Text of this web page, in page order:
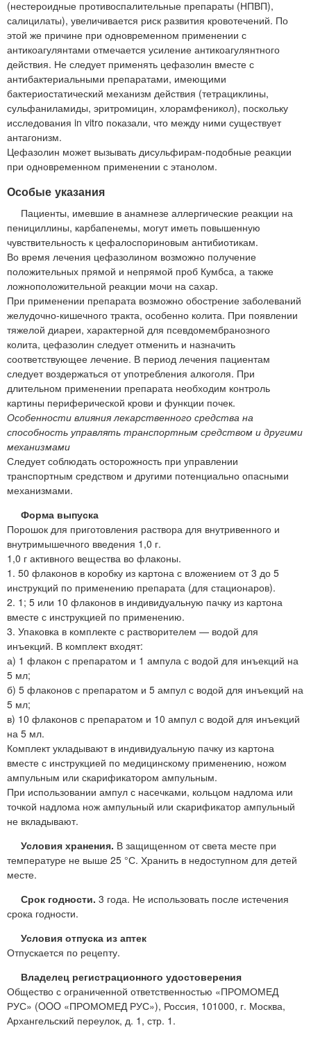
(нестероидные противоспалительные препараты (НПВП),
салицилаты), увеличивается риск развития кровотечений. По
этой же причине при одновременном применении с
антикоагулянтами отмечается усиление антикоагулянтного
действия. Не следует применять цефазолин вместе с
антибактериальными препаратами, имеющими
бактериостатический механизм действия (тетрациклины,
сульфаниламиды, эритромицин, хлорамфеникол), поскольку
исследования in vitro показали, что между ними существует
антагонизм.
Цефазолин может вызывать дисульфирам-подобные реакции
при одновременном применении с этанолом.
Особые указания
Пациенты, имевшие в анамнезе аллергические реакции на
пенициллины, карбапенемы, могут иметь повышенную
чувствительность к цефалоспориновым антибиотикам.
Во время лечения цефазолином возможно получение
положительных прямой и непрямой проб Кумбса, а также
ложноположительной реакции мочи на сахар.
При применении препарата возможно обострение заболеваний
желудочно-кишечного тракта, особенно колита. При появлении
тяжелой диареи, характерной для псевдомембранозного
колита, цефазолин следует отменить и назначить
соответствующее лечение. В период лечения пациентам
следует воздержаться от употребления алкоголя. При
длительном применении препарата необходим контроль
картины периферической крови и функции почек.
Особенности влияния лекарственного средства на
способность управлять транспортным средством и другими
механизмами
Следует соблюдать осторожность при управлении
транспортным средством и другими потенциально опасными
механизмами.
Форма выпуска
Порошок для приготовления раствора для внутривенного и
внутримышечного введения 1,0 г.
1,0 г активного вещества во флаконы.
1. 50 флаконов в коробку из картона с вложением от 3 до 5
инструкций по применению препарата (для стационаров).
2. 1; 5 или 10 флаконов в индивидуальную пачку из картона
вместе с инструкцией по применению.
3. Упаковка в комплекте с растворителем — водой для
инъекций. В комплект входят:
а) 1 флакон с препаратом и 1 ампула с водой для инъекций на
5 мл;
б) 5 флаконов с препаратом и 5 ампул с водой для инъекций на
5 мл;
в) 10 флаконов с препаратом и 10 ампул с водой для инъекций
на 5 мл.
Комплект укладывают в индивидуальную пачку из картона
вместе с инструкцией по медицинскому применению, ножом
ампульным или скарификатором ампульным.
При использовании ампул с насечками, кольцом надлома или
точкой надлома нож ампульный или скарификатор ампульный
не вкладывают.
Условия хранения. В защищенном от света месте при
температуре не выше 25 °С. Хранить в недоступном для детей
месте.
Срок годности. 3 года. Не использовать после истечения
срока годности.
Условия отпуска из аптек
Отпускается по рецепту.
Владелец регистрационного удостоверения
Общество с ограниченной ответственностью «ПРОМОМЕД
РУС» (OOO «ПРОМОМЕД РУС»), Россия, 101000, г. Москва,
Архангельский переулок, д. 1, стр. 1.